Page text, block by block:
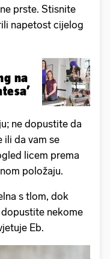
prste. Stisnite
napetost cijelog
na
ne dopustite da
ili da vam se
licem prema
položaju.
s tlom, dok
nekome
Eb.